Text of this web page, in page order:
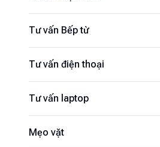
Tư vấn Bếp từ
Tư vấn điện thoại
Tư vấn laptop
Mẹo vặt